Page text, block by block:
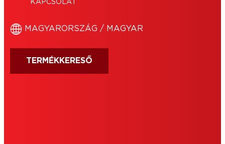
KAPCSOLAT
MAGYARORSZÁG / MAGYAR
TERMÉKKERESŐ